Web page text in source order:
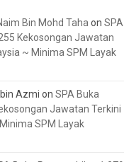
Bin Mohd Taha on SPA
Kekosongan Jawatan
~ Minima SPM Layak
Azmi on SPA Buka
Jawatan Terkini
SPM Layak